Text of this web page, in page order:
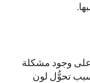
على وجود مشكلة
تحوُّل لون